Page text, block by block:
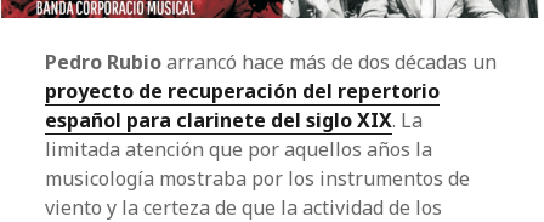
Pedro Rubioarrancó hace más de dos décadas un
proyecto de recuperación del repertorio
español para clarinete del siglo XIX. La
limitada atención que por aquellos años la
musicología mostraba por los instrumentos de
viento y la certeza de que la actividad de los